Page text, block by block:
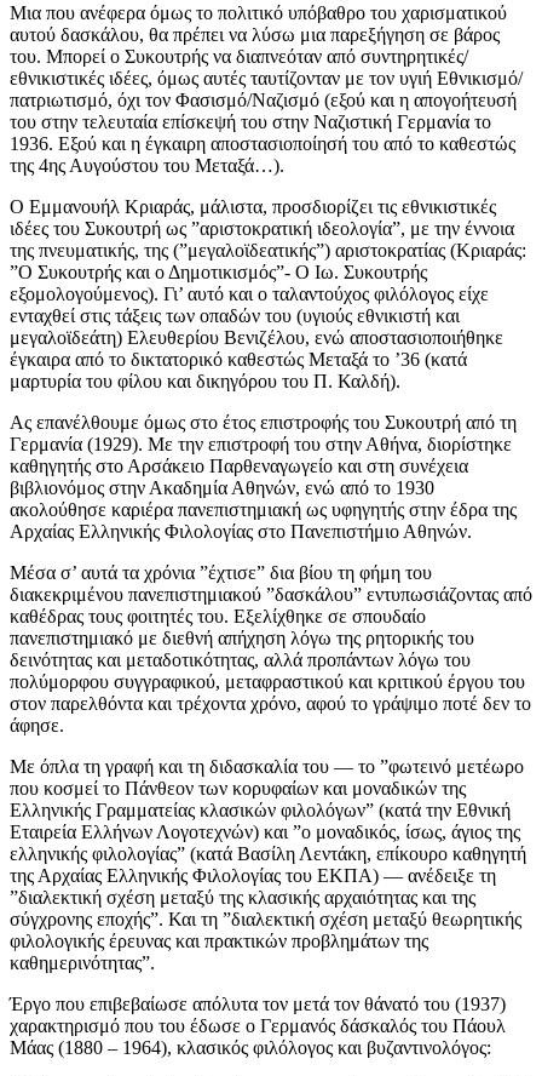
Μια που ανέφερα όμως το πολιτικό υπόβαθρο του χαρισματικού
αυτού δασκάλου, θα πρέπει να λύσω μια παρεξήγηση σε βάρος
του. Μπορεί ο Συκουτρής να διαπνεόταν από συντηρητικές/
εθνικιστικές ιδέες, όμως αυτές ταυτίζονταν με τον υγιή Εθνικισμό/
πατριωτισμό, όχι τον Φασισμό/Ναζισμό (εξού και η απογοήτευσή
του στην τελευταία επίσκεψή του στην Ναζιστική Γερμανία το
1936. Εξού και η έγκαιρη αποστασιοποίησή του από το καθεστώς
της 4ης Αυγούστου του Μεταξά…).
Ο Εμμανουήλ Κριαράς, μάλιστα, προσδιορίζει τις εθνικιστικές
ιδέες του Συκουτρή ως ”αριστοκρατική ιδεολογία”, με την έννοια
της πνευματικής, της (”μεγαλοϊδεατικής”) αριστοκρατίας (Κριαράς:
”Ο Συκουτρής και ο Δημοτικισμός”- Ο Ιω. Συκουτρής
εξομολογούμενος). Γι’ αυτό και ο ταλαντούχος φιλόλογος είχε
ενταχθεί στις τάξεις των οπαδών του (υγιούς εθνικιστή και
μεγαλοϊδεάτη) Ελευθερίου Βενιζέλου, ενώ αποστασιοποιήθηκε
έγκαιρα από το δικτατορικό καθεστώς Μεταξά το ’36 (κατά
μαρτυρία του φίλου και δικηγόρου του Π. Καλδή).
Ας επανέλθουμε όμως στο έτος επιστροφής του Συκουτρή από τη
Γερμανία (1929). Με την επιστροφή του στην Αθήνα, διορίστηκε
καθηγητής στο Αρσάκειο Παρθεναγωγείο και στη συνέχεια
βιβλιονόμος στην Ακαδημία Αθηνών, ενώ από το 1930
ακολούθησε καριέρα πανεπιστημιακή ως υφηγητής στην έδρα της
Αρχαίας Ελληνικής Φιλολογίας στο Πανεπιστήμιο Αθηνών.
Μέσα σ’ αυτά τα χρόνια ”έχτισε” δια βίου τη φήμη του
διακεκριμένου πανεπιστημιακού ”δασκάλου” εντυπωσιάζοντας από
καθέδρας τους φοιτητές του. Εξελίχθηκε σε σπουδαίο
πανεπιστημιακό με διεθνή απήχηση λόγω της ρητορικής του
δεινότητας και μεταδοτικότητας, αλλά προπάντων λόγω του
πολύμορφου συγγραφικού, μεταφραστικού και κριτικού έργου του
στον παρελθόντα και τρέχοντα χρόνο, αφού το γράψιμο ποτέ δεν το
άφησε.
Με όπλα τη γραφή και τη διδασκαλία του — το ”φωτεινό μετέωρο
που κοσμεί το Πάνθεον των κορυφαίων και μοναδικών της
Ελληνικής Γραμματείας κλασικών φιλολόγων” (κατά την Εθνική
Εταιρεία Ελλήνων Λογοτεχνών) και ”ο μοναδικός, ίσως, άγιος της
ελληνικής φιλολογίας” (κατά Βασίλη Λεντάκη, επίκουρο καθηγητή
της Αρχαίας Ελληνικής Φιλολογίας του ΕΚΠΑ) — ανέδειξε τη
”διαλεκτική σχέση μεταξύ της κλασικής αρχαιότητας και της
σύγχρονης εποχής”. Και τη ”διαλεκτική σχέση μεταξύ θεωρητικής
φιλολογικής έρευνας και πρακτικών προβλημάτων της
καθημερινότητας”.
Έργο που επιβεβαίωσε απόλυτα τον μετά τον θάνατό του (1937)
χαρακτηρισμό που του έδωσε ο Γερμανός δάσκαλός του Πάουλ
Μάας (1880 – 1964), κλασικός φιλόλογος και βυζαντινολόγος: